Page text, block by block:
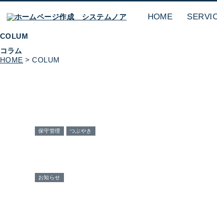
HOME
COLUM
コラム
HOME > COLUM
保守管理 つぶやき
お知らせ